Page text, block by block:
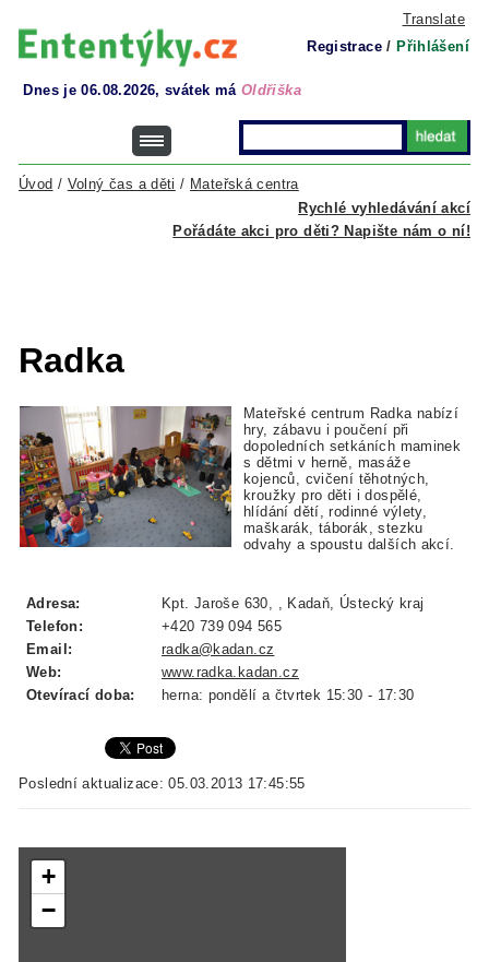
Translate
Registrace / Přihlášení
Dnes je 06.08.2026, svátek má Oldřiška
Rychlé vyhledávání akcí
Úvod / Volný čas a děti / Mateřská centra
Pořádáte akci pro děti? Napište nám o ní!
Radka
Mateřské centrum Radka nabízí
hry, zábavu i poučení při
dopoledních setkáních maminek
s dětmi v herně, masáže
kojenců, cvičení těhotných,
kroužky pro děti i dospělé,
hlídání dětí, rodinné výlety,
maškarák, táborák, stezku
odvahy a spoustu dalších akcí.
Adresa:
Kpt. Jaroše 630, , Kadaň, Ústecký kraj
Telefon:
+420 739 094 565
Email:
radka@kadan.cz
Web:
www.radka.kadan.cz
Otevírací doba:
herna: pondělí a čtvrtek 15:30 - 17:30
Poslední aktualizace: 05.03.2013 17:45:55
+
−